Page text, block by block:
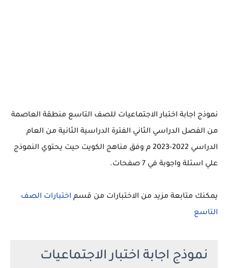
نموذج اجابة اختبار الاجتماعيات للصف التاسع منطقة العاصمة
من الفصل الدراسي الثاني الفترة الدراسية الثانية من العام
الدراسي 2022-2023 م وفق مناهج الكويت حيت يحتوي النموذج
علي اسئلة واجوبة في 7 صفحات.
يمكنك متابعة مزيد من الاختبارات من قسم اختبارات الصف
التاسع
نموذج اجابة اختبار الاجتماعيات